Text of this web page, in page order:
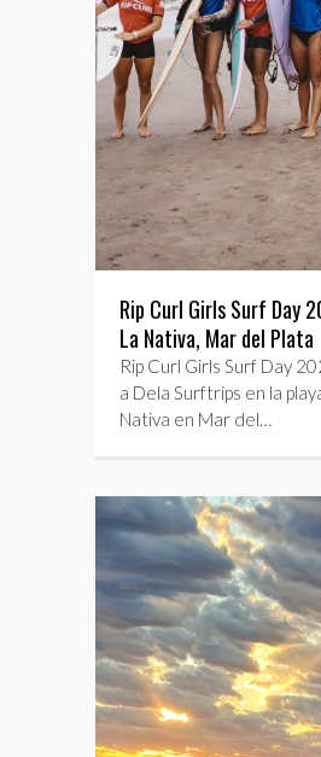
Rip Curl Girls Surf Day
La Nativa, Mar del Plata
Rip Curl Girls Surf Day
a Dela Surftrips en la
Nativa en Mar del…